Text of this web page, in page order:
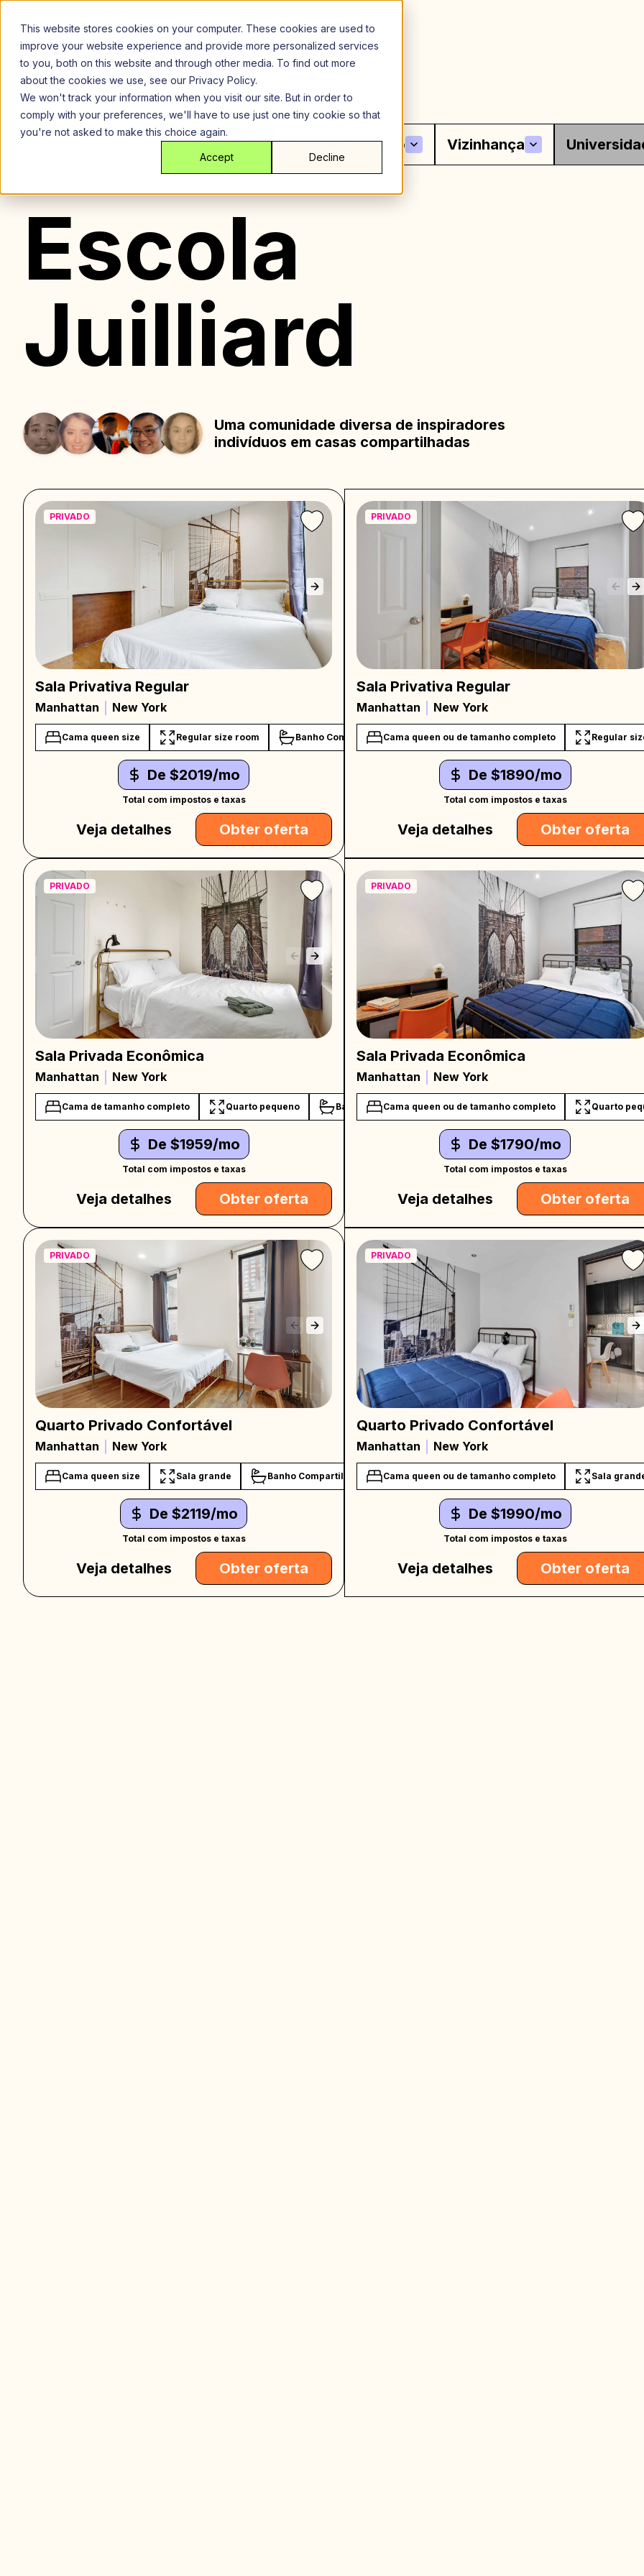
This website stores cookies on your computer. These cookies are used to
improve your website experience and provide more personalized services
to you, both on this website and through other media. To find out more
about the cookies we use, see our Privacy Policy.
We won't track your information when you visit our site. But in order to
comply with your preferences, we'll have to use just one tiny cookie so that
you're not asked to make this choice again.
Accept Decline
Ir
conteúdo
Tipo de Sala Tipo de Banheiro Vizinhança
Escola
Juilliard
Uma comunidade diversa de inspiradores
indivíduos em casas compartilhadas
PRIVADO
Sala Privativa Regular
Manhattan New York
Cama queen size Regular size room Banho Compartilhado Work desk by request
De $2019/mo
Total com impostos e taxas
Veja detalhes Obter oferta
PRIVADO
Sala Privativa Regular
Manhattan New York
Cama queen ou de tamanho completo Regular
De $1890/mo
Total com impostos e taxas
Veja detalhes Obter oferta
PRIVADO
Sala Privada Econômica
Manhattan New York
Cama de tamanho completo Quarto pequeno Banho Compartilhado
De $1959/mo
Total com impostos e taxas
Veja detalhes Obter oferta
PRIVADO
Sala Privada Econômica
Manhattan New York
Cama queen ou de tamanho completo Quarto
De $1790/mo
Total com impostos e taxas
Veja detalhes Obter oferta
PRIVADO
Quarto Privado Confortável
Manhattan New York
Cama queen size Sala grande Banho Compartilhado Private work desk
De $2119/mo
Total com impostos e taxas
Veja detalhes Obter oferta
PRIVADO
Quarto Privado Confortável
Manhattan New York
Cama queen ou de tamanho completo Sala
De $1990/mo
Total com impostos e taxas
Veja detalhes Obter oferta